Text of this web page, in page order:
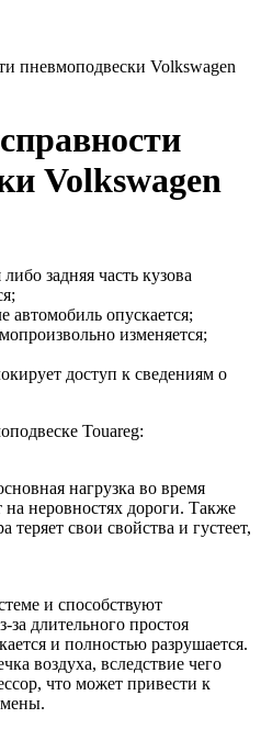
пневмоподвески Volkswagen
Volkswagen
задняя часть кузова
опускается;
изменяется;
доступ к сведениям о
Touareg:
нагрузка во время
на неровностях дороги. Также
теряет свои свойства и густеет,
и способствуют
длительного простоя
и полностью разрушается.
воздуха, вследствие чего
что может привести к